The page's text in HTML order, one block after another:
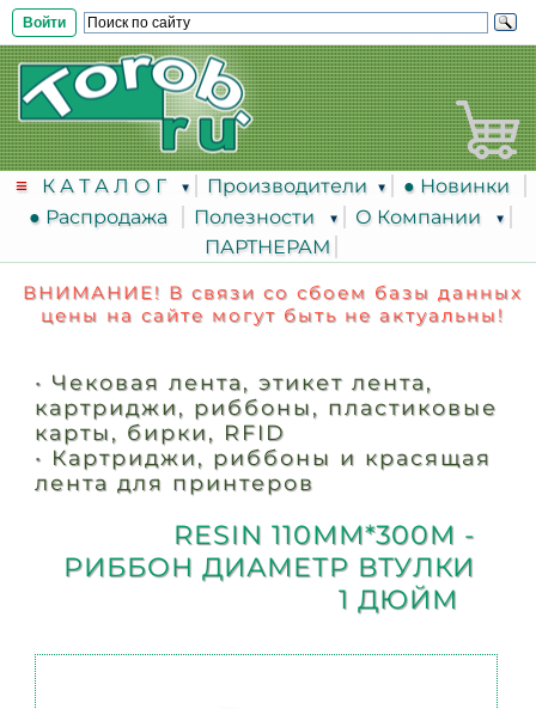
Войти
К А Т А Л О Г Производители
● Новинки
● Распродажа
Полезности
О Компании
ПАРТНЕРАМ
ВНИМАНИЕ! В связи со сбоем базы данных
цены на сайте могут быть не актуальны!
• Чековая лента, этикет лента,
картриджи, риббоны, пластиковые
карты, бирки, RFID
• Картриджи, риббоны и красящая
лента для принтеров
RESIN 110ММ*300М -
РИББОН ДИАМЕТР ВТУЛКИ
1 ДЮЙМ